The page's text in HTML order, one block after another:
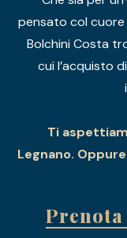
pensato col cuore
Bolchini Costa
cui l’acquisto
Ti
Legnano.